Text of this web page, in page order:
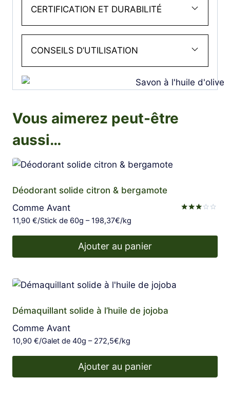
CERTIFICATION ET DURABILITÉ
CONSEILS D’UTILISATION
Vous aimerez peut-être
aussi…
Déodorant solide citron & bergamote
Comme Avant
11,90 €/Stick de 60g – 198,37€/kg
Ajouter au panier
Démaquillant solide à l’huile de jojoba
Comme Avant
10,90 €/Galet de 40g – 272,5€/kg
Ajouter au panier